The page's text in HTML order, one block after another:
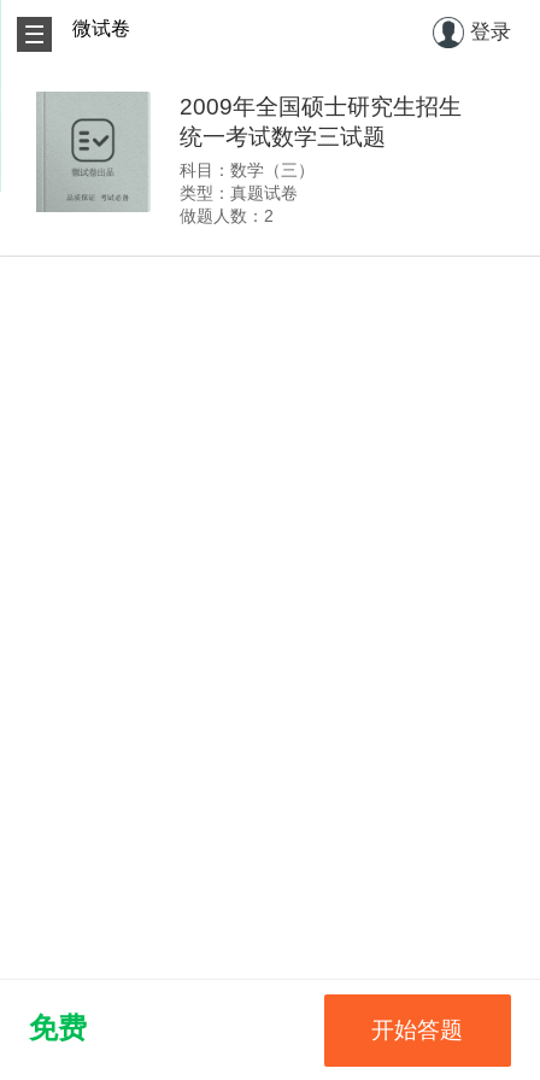
微试卷 登录
2009年全国硕士研究生招生
统一考试数学三试题
科目：数学（三）
类型：真题试卷
做题人数：2
免费 开始答题